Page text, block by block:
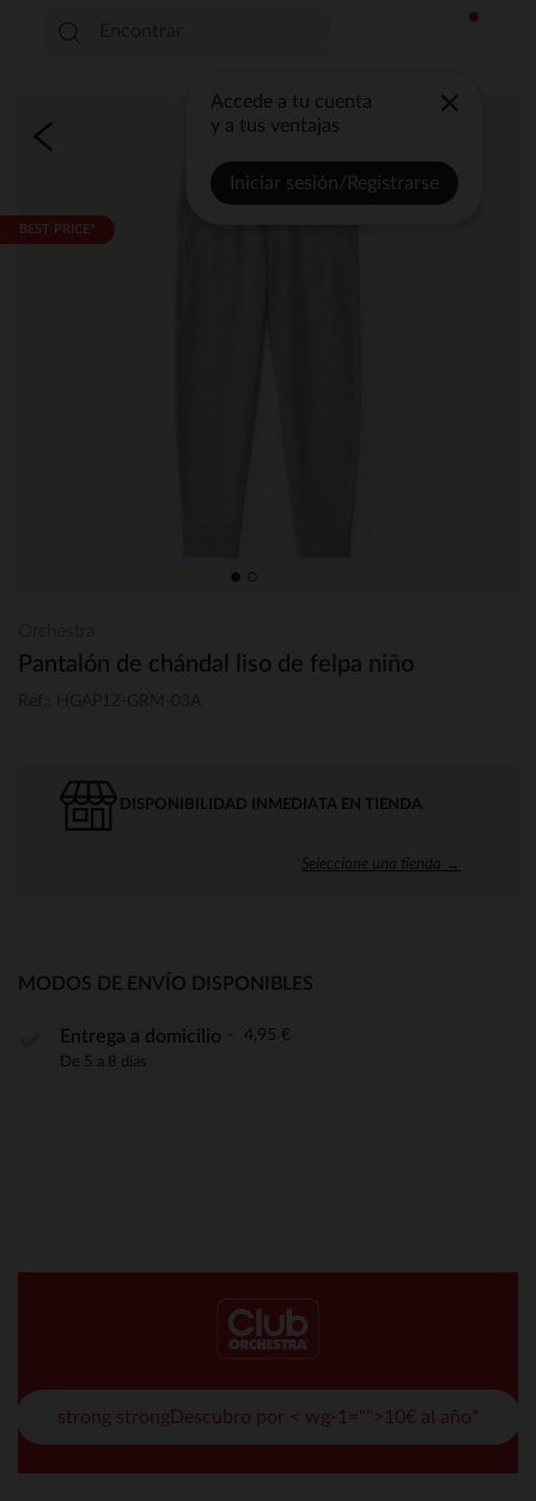
Accede a tu cuenta
y a tus ventajas
Iniciar sesión/Registrarse
BEST PRICE*
Pantalón de chándal liso de felpa niño
DISPONIBILIDAD INMEDIATA EN TIENDA
Seleccione una tienda →
MODOS DE ENVÍO DISPONIBLES
Entrega a domicilio 4,95 €
De 5 a 8 días
strong strongDescubro por < wg-1="">10€ al año*